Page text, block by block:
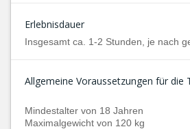
Erlebnisdauer
Insgesamt ca. 1-2 Stunden, je nach
Allgemeine Voraussetzungen für die
Mindestalter von 18 Jahren
Maximalgewicht von 120 kg